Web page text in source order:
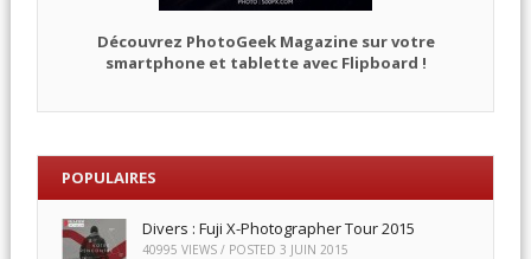
Découvrez PhotoGeek Magazine sur votre
smartphone et tablette avec Flipboard !
POPULAIRES
Divers : Fuji X-Photographer Tour 2015
40995 VIEWS / POSTED 3 JUIN 2015